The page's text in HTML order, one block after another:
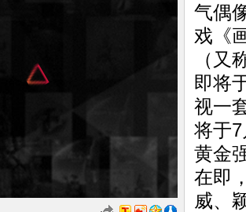
气偶
戏《
（又
即将
视一
将于
黄金
在即
威、